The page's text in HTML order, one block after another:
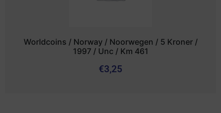
Worldcoins / Norway / Noorwegen / 5 Kroner /
1997 / Unc / Km 461
€3,25